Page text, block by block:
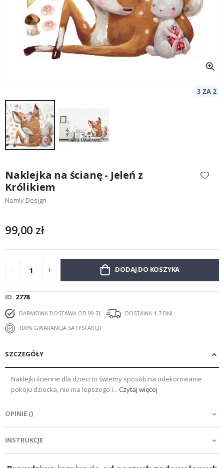
początek
galerii
Naklejka na ścianę - Jeleń z
Królikiem
Namly Design
99,00 zł
DODAJ DO KOSZYKA
ID 2778
DARMOWA DOSTAWA OD 99 ZŁ
DOSTAWA 4-7 DNI
100% GWARANCJA SATYSFAKCJI
SZCZEGÓŁY
Naklejki ścienne dla dzieci to świetny sposób na udekorowanie
pokoju dziecka, nie ma lepszego i... Czytaj więcej
OPINIE ()
INSTRUKCJE